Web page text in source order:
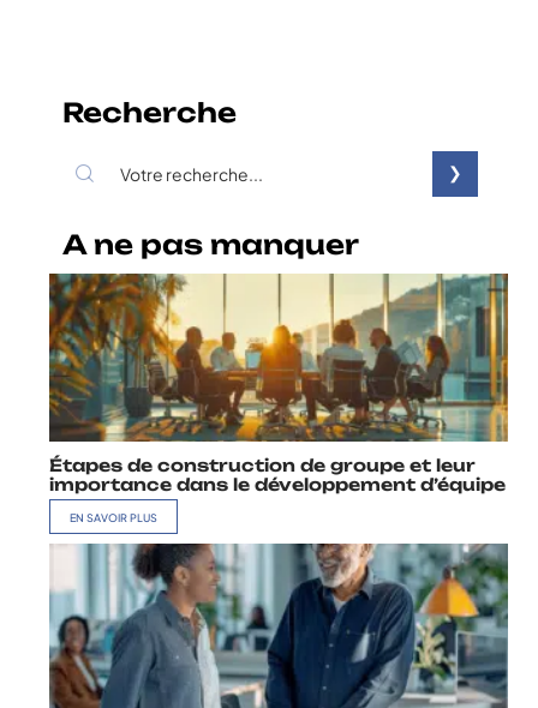
Recherche
A ne pas manquer
Étapes de construction de groupe et leur
importance dans le développement d’équipe
EN SAVOIR PLUS